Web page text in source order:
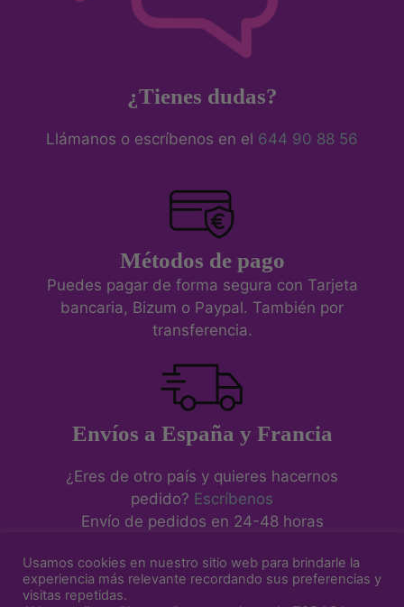
¿Tienes dudas?
Llámanos o escríbenos en el 644 90 88 56
Métodos de pago
Puedes pagar de forma segura con Tarjeta
bancaria, Bizum o Paypal. También por
transferencia.
Envíos a España y Francia
¿Eres de otro país y quieres hacernos
pedido? Escríbenos
Envío de pedidos en 24-48 horas
Aviso Legal-Política de Cookies
Usamos cookies en nuestro sitio web para brindarle la
experiencia más relevante recordando sus preferencias y
visitas repetidas.